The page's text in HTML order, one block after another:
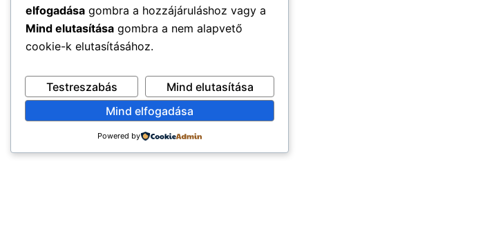
elfogadása gombra a hozzájáruláshoz vagy a
Mind elutasítása gombra a nem alapvető
cookie-k elutasításához.
Testreszabás
Mind elutasítása
Mind elfogadása
Powered by